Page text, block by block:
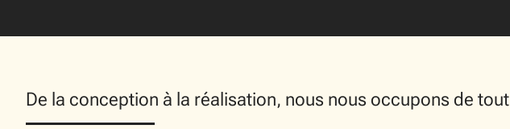
De la conception à la réalisation, nous nous occupons de tout